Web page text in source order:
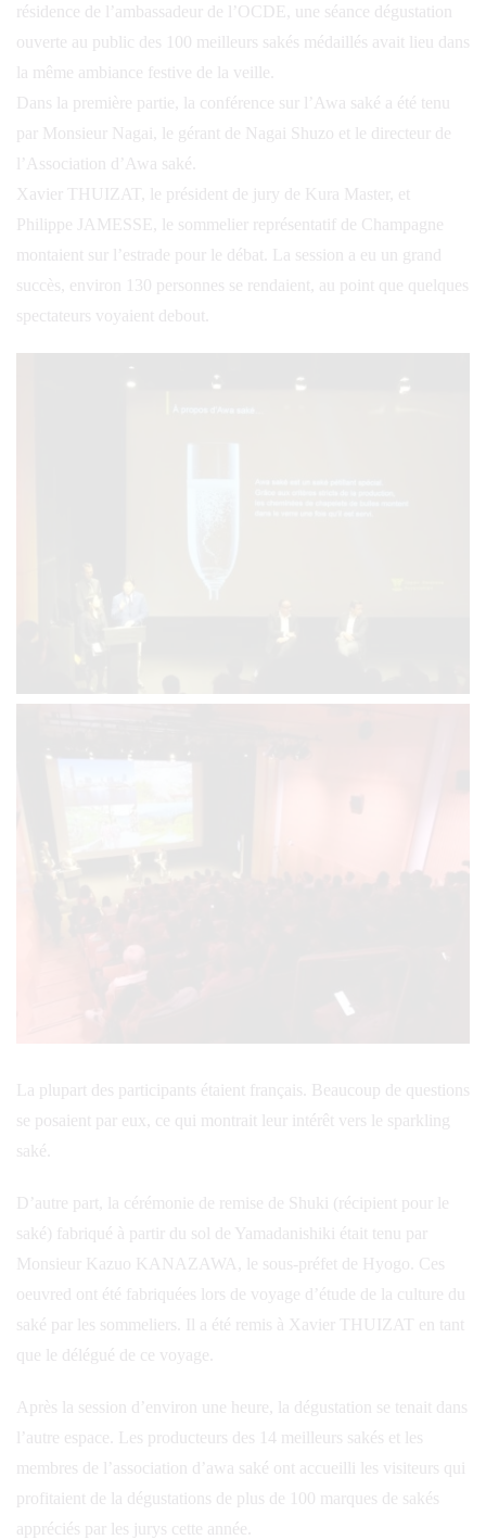
résidence de l’ambassadeur de l’OCDE, une séance dégustation
ouverte au public des 100 meilleurs sakés médaillés avait lieu dans
la même ambiance festive de la veille.
Dans la première partie, la conférence sur l’Awa saké a été tenu
par Monsieur Nagai, le gérant de Nagai Shuzo et le directeur de
l’Association d’Awa saké.
Xavier THUIZAT, le président de jury de Kura Master, et
Philippe JAMESSE, le sommelier représentatif de Champagne
montaient sur l’estrade pour le débat. La session a eu un grand
succès, environ 130 personnes se rendaient, au point que quelques
spectateurs voyaient debout.
La plupart des participants étaient français. Beaucoup de questions
se posaient par eux, ce qui montrait leur intérêt vers le sparkling
saké.
D’autre part, la cérémonie de remise de Shuki (récipient pour le
saké) fabriqué à partir du sol de Yamadanishiki était tenu par
Monsieur Kazuo KANAZAWA, le sous-préfet de Hyogo. Ces
oeuvred ont été fabriquées lors de voyage d’étude de la culture du
saké par les sommeliers. Il a été remis à Xavier THUIZAT en tant
que le délégué de ce voyage.
Après la session d’environ une heure, la dégustation se tenait dans
l’autre espace. Les producteurs des 14 meilleurs sakés et les
membres de l’association d’awa saké ont accueilli les visiteurs qui
profitaient de la dégustations de plus de 100 marques de sakés
appréciés par les jurys cette année.